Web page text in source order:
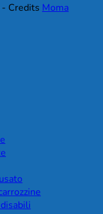
- Credits Moma